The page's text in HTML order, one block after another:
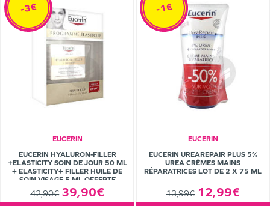
EUCERIN
EUCERIN HYALURON-FILLER
+ELASTICITY SOIN DE JOUR 50 ML
+ ELASTICITY+ FILLER HUILE DE
SOIN VISAGE 5 ML OFFERTE
42,90€ 39,90€
-3€
EUCERIN
EUCERIN UREAREPAIR PLUS 5%
UREA CRÈMES MAINS
RÉPARATRICES LOT DE 2 X 75 ML
13,99€ 12,99€
-1€